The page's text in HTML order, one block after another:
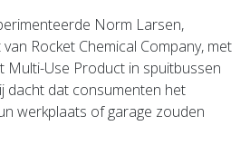
Norm Larsen,
Rocket Chemical Company, met
Multi-Use Product in spuitbussen
dacht dat consumenten het
werkplaats of garage zouden